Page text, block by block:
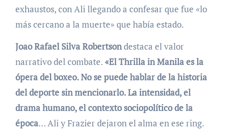
exhaustos, con Ali llegando a confesar que fue «lo
más cercano a la muerte» que había estado.
Joao Rafael Silva Robertsondestaca el valor
narrativo del combate.«El Thrilla in Manila es la
ópera del boxeo. No se puede hablar de la historia
del deporte sin mencionarlo. La intensidad, el
drama humano, el contexto sociopolítico de la
época… Ali y Frazier dejaron el alma en ese ring.